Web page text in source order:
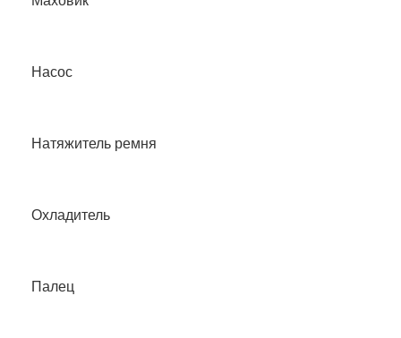
Насос
Натяжитель ремня
Охладитель
Палец